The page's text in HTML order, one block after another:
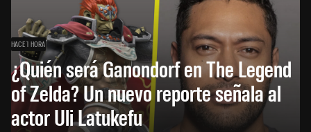
HACE 1 HORA
¿Quién será Ganondorf en The Legend
of Zelda? Un nuevo reporte señala al
actor Uli Latukefu